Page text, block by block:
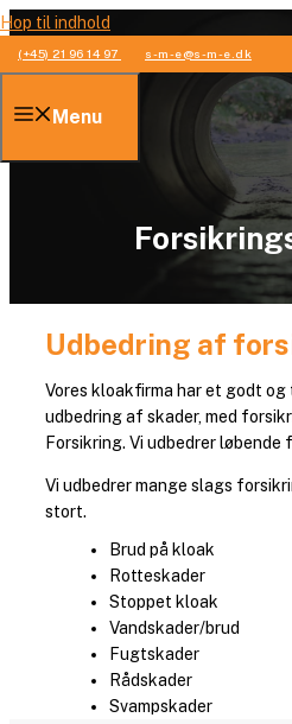
Hop til indhold
(+45) 21 96 14 97 s-m-e@s-m-e.dk
Menu
Udbedring af
Vores kloakfirma har et godt
udbedring af skader, med
Forsikring. Vi udbedrer
Vi udbedrer mange slags
stort.
Brud på kloak
Rotteskader
Stoppet kloak
Vandskader/brud
Fugtskader
Rådskader
Svampskader